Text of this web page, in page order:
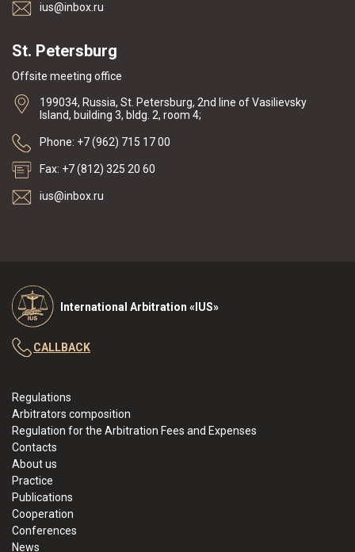
ius@inbox.ru
St. Petersburg
Offsite meeting office
199034, Russia, St. Petersburg, 2nd line of Vasilievsky
Island, building 3, bldg. 2, room 4;
Phone: +7 (962) 715 17 00
Fax: +7 (812) 325 20 60
ius@inbox.ru
International Arbitration «IUS»
Regulations
Arbitrators composition
Regulation for the Arbitration Fees and Expenses
Contacts
About us
Practice
Publications
Cooperation
Conferences
News
CALLBACK